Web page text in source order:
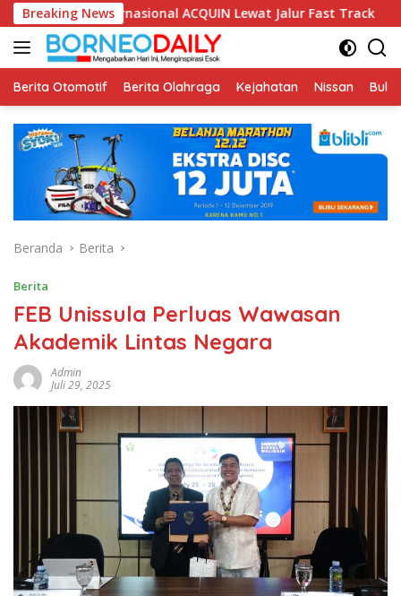
Langsung
ke
konten
Breaking NewsACQUIN Lewat Jalur Fast Track Fikom
Berita Otomotif Berita Olahraga Kejahatan Nissan
Beranda Berita
Berita
FEB Unissula Perluas Wawasan
Akademik Lintas Negara
Admin
Juli 29, 2025